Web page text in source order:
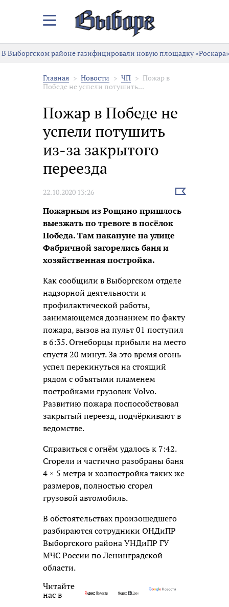
Закрыть/
меню
В Выборгском районе газифицировали новую площадку «Роскара»
Главная Новости ЧП
Пожар в
Победе не успели потушить...
Пожар в Победе не
успели потушить
из-за закрытого
переезда
22.10.2020 13:26
Выбрать
Пожарным из Рощино пришлось
выезжать по тревоге в посёлок
Победа. Там накануне на улице
Фабричной загорелись баня и
хозяйственная постройка.
Как сообщили в Выборгском отделе
надзорной деятельности и
профилактической работы,
занимающемся дознанием по факту
пожара, вызов на пульт 01 поступил
в 6:35. Огнеборцы прибыли на место
спустя 20 минут. За это время огонь
успел перекинуться на стоящий
рядом с объятыми пламенем
постройками грузовик Volvo.
Развитию пожара поспособствовал
закрытый переезд, подчёркивают в
ведомстве.
Справиться с огнём удалось к 7:42.
Сгорели и частично разобраны баня
4 × 5 метра и хозпостройка таких же
размеров, полностью сгорел
грузовой автомобиль.
В обстоятельствах произошедшего
разбираются сотрудники ОНДиПР
Выборгского района УНДиПР ГУ
МЧС России по Ленинградской
области.
Читайте
нас в